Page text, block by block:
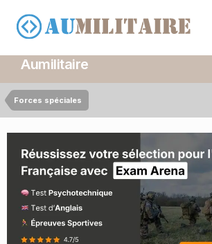
Aumilitaire
Forces spéciales